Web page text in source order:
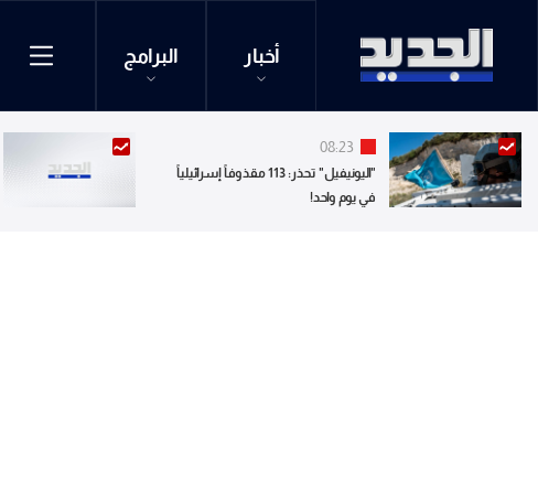
أخبار البرامج
08:23
"اليونيفيل" تحذر: 113 مقذوفاً إسرائيلياً
في يوم واحد!